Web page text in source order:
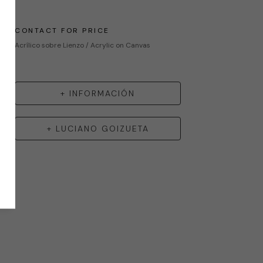
CONTACT FOR PRICE
Acrílico sobre Lienzo / Acrylic on Canvas
+ INFORMACIÓN
+ LUCIANO GOIZUETA